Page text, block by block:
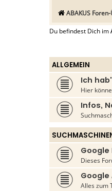
ABAKUS
Du befindest Dich im
ALLGEMEIN
Ich
Hier
Infos,
Google
Dieses
Google
Alles zum